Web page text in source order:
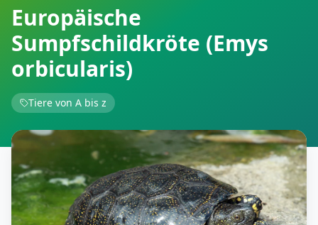
Europäische
Sumpfschildkröte (Emys
orbicularis)
Tiere von A bis z